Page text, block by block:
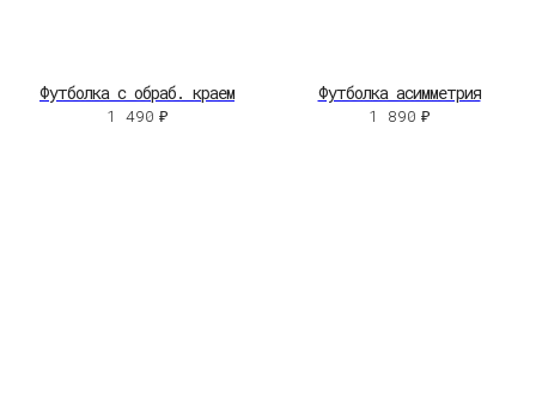
Футболка с обраб. краем
1 490 ₽
Футболка асимметрия
1 890 ₽